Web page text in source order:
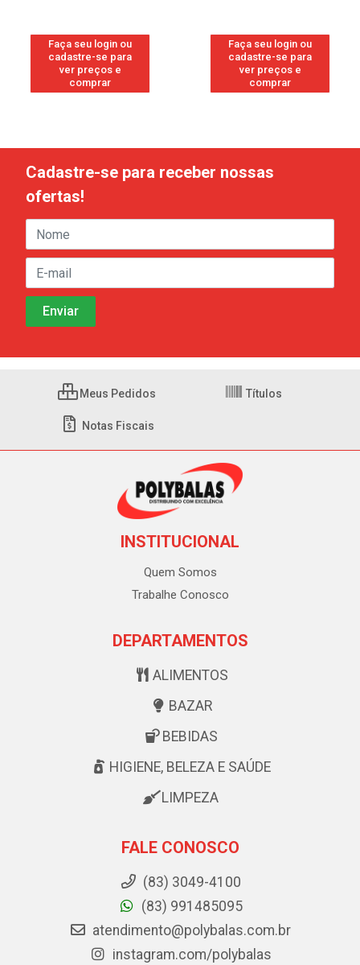
Faça seu login ou
cadastre-se para
ver preços e
comprar
Faça seu login ou
cadastre-se para
ver preços e
comprar
Cadastre-se para receber nossas
ofertas!
Meus Pedidos Títulos
Notas Fiscais
INSTITUCIONAL
Quem Somos
Trabalhe Conosco
DEPARTAMENTOS
ALIMENTOS
BAZAR
BEBIDAS
HIGIENE, BELEZA E SAÚDE
LIMPEZA
FALE CONOSCO
(83) 3049-4100
(83) 991485095
atendimento@polybalas.com.br
instagram.com/polybalas